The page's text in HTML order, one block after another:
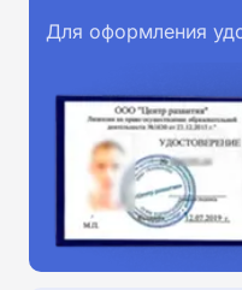
Для оформления